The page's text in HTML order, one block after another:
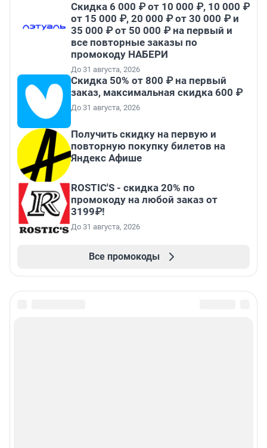
Скидка 6 000 ₽ от 10 000 ₽, 10 000 ₽
от 15 000 ₽, 20 000 ₽ от 30 000 ₽ и
35 000 ₽ от 50 000 ₽ на первый и
все повторные заказы по
промокоду НАБЕРИ
До 31 августа, 2026
Скидка 50% от 800 ₽ на первый
заказ, максимальная скидка 600 ₽
До 31 августа, 2026
Получить скидку на первую и
повторную покупку билетов на
Яндекс Афише
ROSTIC'S - скидка 20% по
промокоду на любой заказ от
3199₽!
До 31 августа, 2026
Все промокоды